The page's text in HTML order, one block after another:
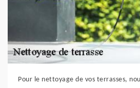
Pour le nettoyage de vos terrasses,